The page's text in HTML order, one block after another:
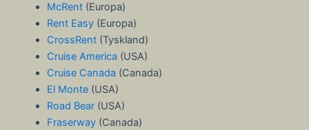
McRent(Europa)
Rent Easy(Europa)
CrossRent(Tyskland)
Cruise America (USA)
Cruise Canada (Canada)
El Monte(USA)
Road Bear(USA)
Fraserway (Canada)